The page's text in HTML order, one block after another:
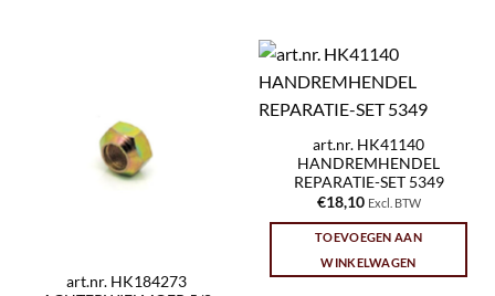
art.nr. HK184273
art.nr. HK41140
HANDREMHENDEL
REPARATIE-SET 5349
€18,10 Excl. BTW
TOEVOEGEN AAN
WINKELWAGEN